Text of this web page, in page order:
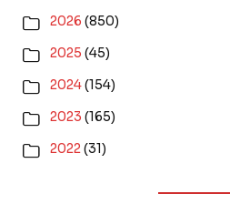
2026 (850)
2025 (45)
2024(154)
2023 (165)
2022(31)